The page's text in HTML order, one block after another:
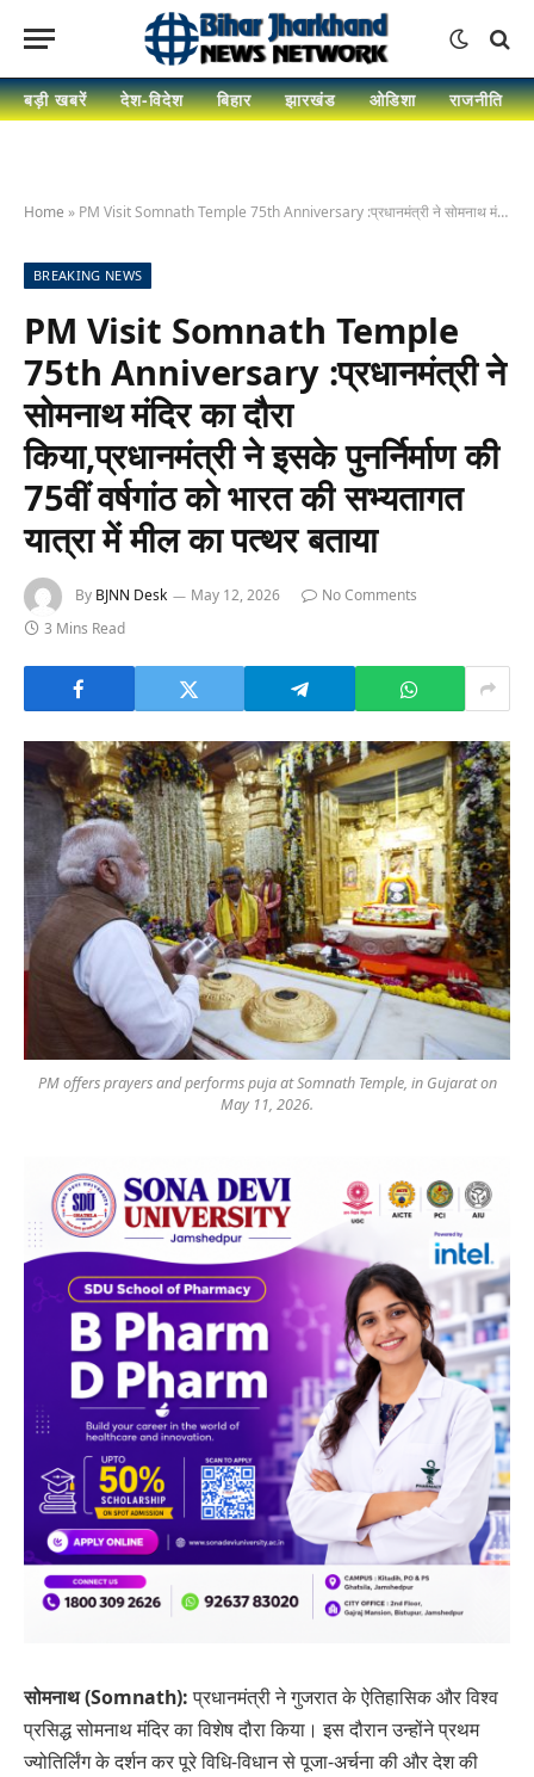
बड़ी खबरें देश-विदेश बिहार झारखंड ओडिशा राजनीति
Home » PM Visit Somnath Temple 75th Anniversary :प्रधानमंत्री ने सोमनाथ मंदिर का दौरा किया,प्रधानमंत्री ने इसके पुनर्निर्माण की 75वीं वर्षगांठ को भारत की सभ्यतागत यात्रा में मील का पत्थर बताया
BREAKING NEWS
PM Visit Somnath Temple
75th Anniversary :प्रधानमंत्री ने
सोमनाथ मंदिर का दौरा
किया,प्रधानमंत्री ने इसके पुनर्निर्माण की
75वीं वर्षगांठ को भारत की सभ्यतागत
यात्रा में मील का पत्थर बताया
By BJNN Desk May 12, 2026
No Comments
3 Mins Read
PM offers prayers and performs puja at Somnath Temple, in Gujarat on
May 11, 2026.
सोमनाथ (Somnath):प्रधानमंत्री ने गुजरात के ऐतिहासिक और विश्व
प्रसिद्ध सोमनाथ मंदिर का विशेष दौरा किया। इस दौरान उन्होंने प्रथम
ज्योतिर्लिंग के दर्शन कर पूरे विधि-विधान से पूजा-अर्चना की और देश की